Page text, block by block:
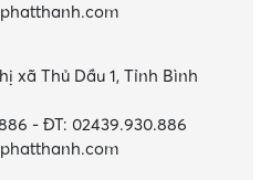
xã Thủ Dầu 1, Tỉnh Bình
-ĐT: 02439.930.886